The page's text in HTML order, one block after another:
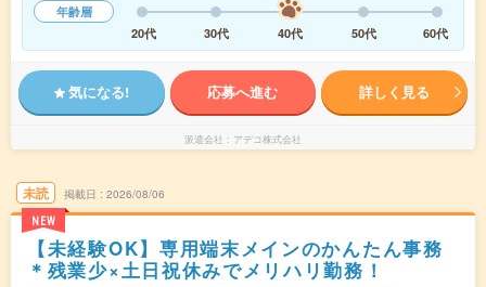
年齢層
20代
30代 40代 50代 60代
気になる! 応募へ進む 詳しく見る
派遣会社 アデコ株式会社
未読
NEW
掲載日 2026/08/06
【未経験OK】専用端末メインのかんたん事務
＊残業少×土日祝休みでメリハリ勤務！